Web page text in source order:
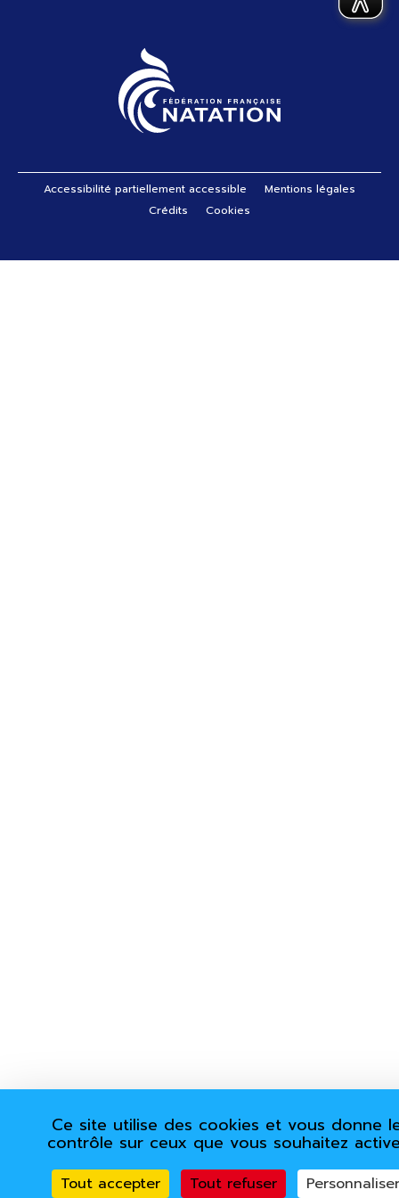
Pied de page
Accessibilité partiellement accessible
Mentions légales
Crédits
Cookies
Ce site utilise des cookies et vous donne
contrôle sur ceux que vous souhaitez
Tout accepter Tout refuser Personnaliser